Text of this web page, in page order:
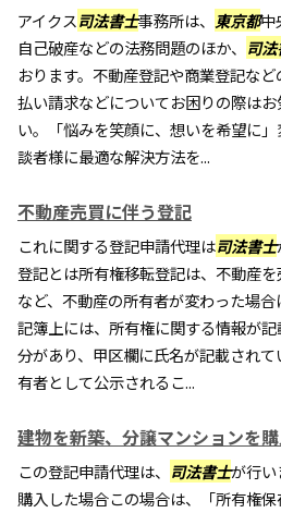
アイクス司法書士事務所は、 東京都中
自己破産などの法務問題のほか、 司
おります。不動産登記や商業登記など
払い請求などについてお困りの際は
い。「悩みを笑顔に、想いを希望に
談者様に最適な解決方法を...
不動産売買に伴う登記
これに関する登記申請代理は司法書士
登記とは所有権移転登記は、不動産
など、不動産の所有者が変わった場
記簿上には、所有権に関する情報が
分があり、甲区欄に氏名が記載され
有者として公示されるこ...
建物を新築、分譲マンションを
この登記申請代理は、 司法書士が行
購入した場合この場合は、「所有権